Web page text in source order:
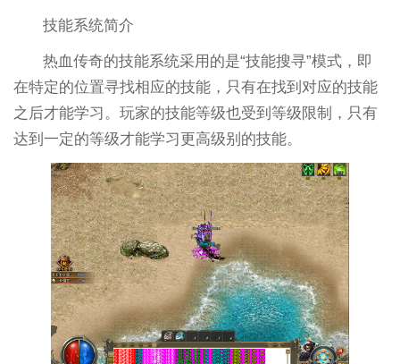
技能系统简介
热血传奇的技能系统采用的是“技能搜寻”模式，即
在特定的位置寻找相应的技能，只有在找到对应的技能
之后才能学习。玩家的技能等级也受到等级限制，只有
达到一定的等级才能学习更高级别的技能。